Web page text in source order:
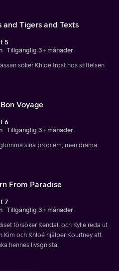
and Tigers and Texts
5
Tillgänglig 3+ månader
söker Khloé tröst hos stiftelsen
Voyage
6
Tillgänglig 3+ månader
sina problem, men drama
From Paradise
7
Tillgänglig 3+ månader
försöker Kendall och Kylie reda ut
Kim och Khloé hjälper Kourtney att
hennes livsgnista.